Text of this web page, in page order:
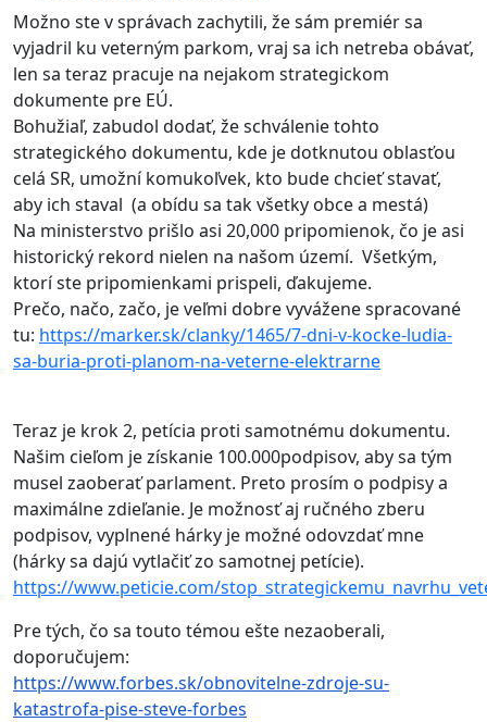
Možno ste v správach zachytili, že sám premiér sa
vyjadril ku veterným parkom, vraj sa ich netreba obávať,
len sa teraz pracuje na nejakom strategickom
dokumente pre EÚ.
Bohužiaľ, zabudol dodať, že schválenie tohto
strategického dokumentu, kde je dotknutou oblasťou
celá SR, umožní komukoľvek, kto bude chcieť stavať,
aby ich staval (a obídu sa tak všetky obce a mestá)
Na ministerstvo prišlo asi 20,000 pripomienok, čo je asi
historický rekord nielen na našom území. Všetkým,
ktorí ste pripomienkami prispeli, ďakujeme.
Prečo, načo, začo, je veľmi dobre vyvážene spracované
tu: https://marker.sk/clanky/1465/7-dni-v-kocke-ludia-
sa-buria-proti-planom-na-veterne-elektrarne
Teraz je krok 2, petícia proti samotnému dokumentu.
Našim cieľom je získanie 100.000podpisov, aby sa tým
musel zaoberať parlament. Preto prosím o podpisy a
maximálne zdieľanie. Je možnosť aj ručného zberu
podpisov, vyplnené hárky je možné odovzdať mne
(hárky sa dajú vytlačiť zo samotnej petície).
https://www.peticie.com/
Pre tých, čo sa touto témou ešte nezaoberali,
doporučujem:
https://www.forbes.sk/obnovitelne-zdroje-su-
katastrofa-pise-steve-forbes